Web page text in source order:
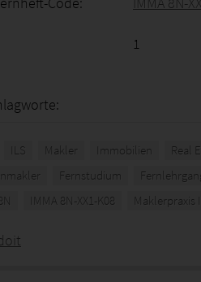
1
ILS Makler Immobilien
Real
Fernstudium
IMMA 8N-XX1-K08 Maklerpraxis I